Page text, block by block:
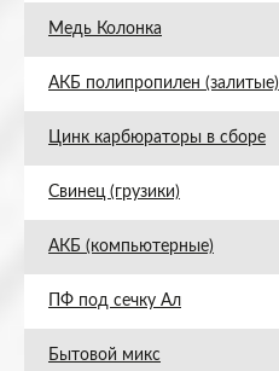
Медь Колонка
АКБ полипропилен (залитые)
Цинк карбюраторы в сборе
Свинец (грузики)
АКБ (компьютерные)
ПФ под сечку Ал
Бытовой микс